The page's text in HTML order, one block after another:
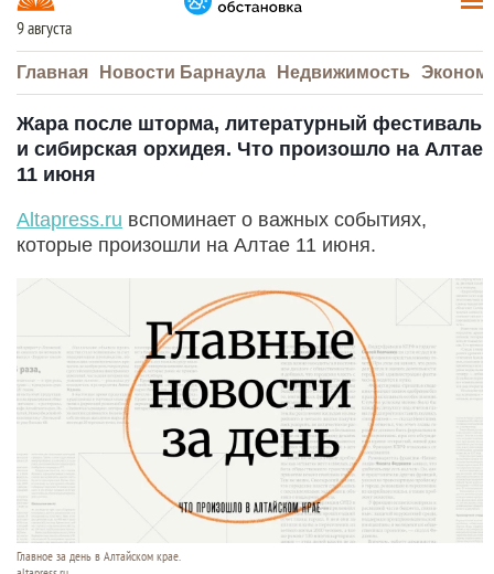
9 августа
Главная Новости Барнаула Недвижимость
Жара после шторма, литературный фестиваль
и сибирская орхидея. Что произошло на Алтае
11 июня
Altapress.ru вспоминает о важных событиях,
которые произошли на Алтае 11 июня.
Главное за день в Алтайском крае.